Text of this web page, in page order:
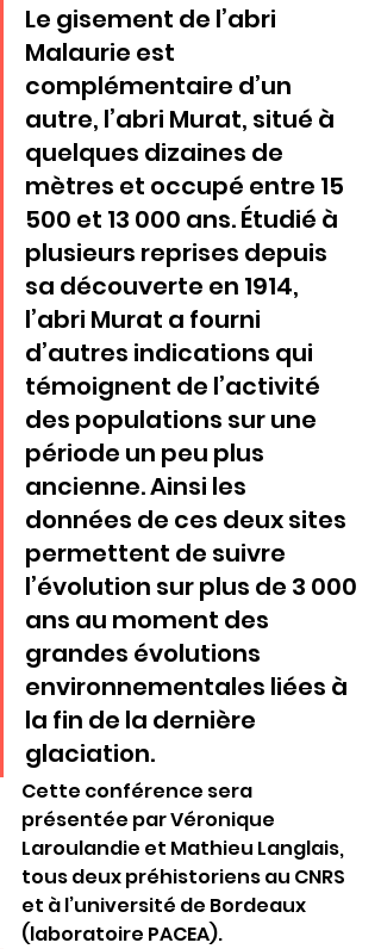
Le gisement de l’abri
Malaurie est
complémentaire d’un
autre, l’abri Murat, situé à
quelques dizaines de
mètres et occupé entre 15
500 et 13 000 ans. Étudié à
plusieurs reprises depuis
sa découverte en 1914,
l’abri Murat a fourni
d’autres indications qui
témoignent de l’activité
des populations sur une
période un peu plus
ancienne. Ainsi les
données de ces deux sites
permettent de suivre
l’évolution sur plus de 3 000
ans au moment des
grandes évolutions
environnementales liées à
la fin de la dernière
glaciation.
Cette conférence sera
présentée par Véronique
Laroulandie et Mathieu Langlais,
tous deux préhistoriens au CNRS
et à l’université de Bordeaux
(laboratoire PACEA).